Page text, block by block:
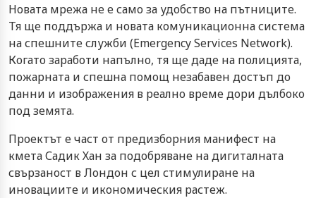
Новата мрежа не е само за удобство на пътниците.
Тя ще поддържа и новата комуникационна система
на спешните служби (Emergency Services Network).
Когато заработи напълно, тя ще даде на полицията,
пожарната и спешна помощ незабавен достъп до
данни и изображения в реално време дори дълбоко
под земята.
Проектът е част от предизборния манифест на
кмета Садик Хан за подобряване на дигиталната
свързаност в Лондон с цел стимулиране на
иновациите и икономическия растеж.